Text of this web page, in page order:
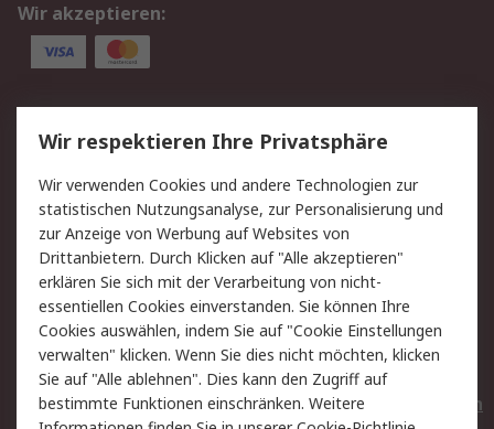
Wir akzeptieren:
Service
Value Added Services
Lieferlösungen
Rücksendungen
Kontakt
Hilfe
Privatkunden
Rechtliches
AGB
Datenschutz
Cookie-Richtlinie
Zahlungsbedingungen
Copyright/Impressum
Entsorgung
Elektrogeräte/Batterien
Wir respektieren Ihre Privatsphäre
Wir verwenden Cookies und andere Technologien zur
statistischen Nutzungsanalyse, zur Personalisierung und
zur Anzeige von Werbung auf Websites von
Drittanbietern. Durch Klicken auf "Alle akzeptieren"
erklären Sie sich mit der Verarbeitung von nicht-
essentiellen Cookies einverstanden. Sie können Ihre
Cookies auswählen, indem Sie auf "Cookie Einstellungen
verwalten" klicken. Wenn Sie dies nicht möchten, klicken
Sie auf "Alle ablehnen". Dies kann den Zugriff auf
bestimmte Funktionen einschränken. Weitere